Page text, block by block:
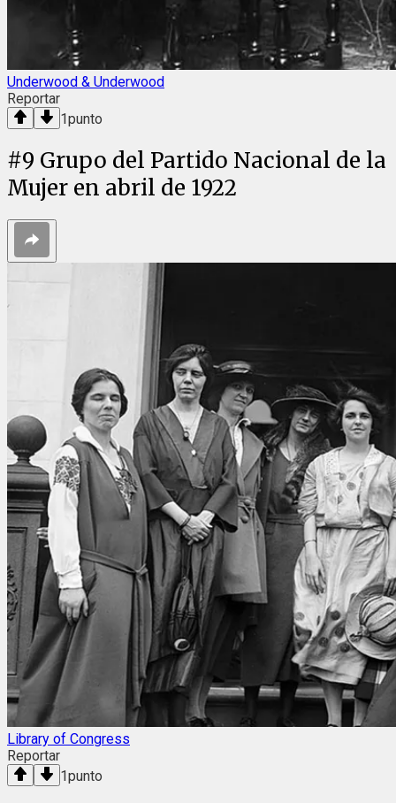
Underwood & Underwood
Reportar
1punto
#9 Grupo del Partido Nacional de la
Mujer en abril de 1922
Library of Congress
Reportar
1punto